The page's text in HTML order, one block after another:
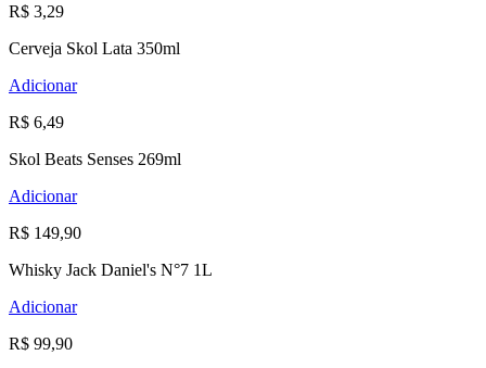
R$ 3,29
Cerveja Skol Lata 350ml
Adicionar
R$ 6,49
Skol Beats Senses 269ml
Adicionar
R$ 149,90
Whisky Jack Daniel's N°7 1L
Adicionar
R$ 99,90